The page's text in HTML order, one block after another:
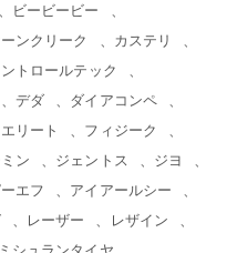
ビービービー
ンクリーク
カステリ
トロールテック
デダ
ダイアコンペ
エリート
フィジーク
ン ジェントス
ジヨ
エフ
アイアールシー
レーザー
レザイン